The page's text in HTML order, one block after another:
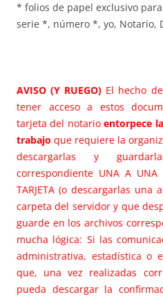
* folios de papel exclusivo
serie *, número *, yo, Notario,
AVISO (Y RUEGO) El hecho
tener acceso a estos
tarjeta del notarioentorpece
trabajo que requiere la
descargarlas y
correspondiente UNA A UNA
TARJETA (o descargarlas
carpeta del servidor y que
guarde en los archivos
mucha lógica: Si las
administrativa, estadística o
que, una vez realizadas
pueda descargar la